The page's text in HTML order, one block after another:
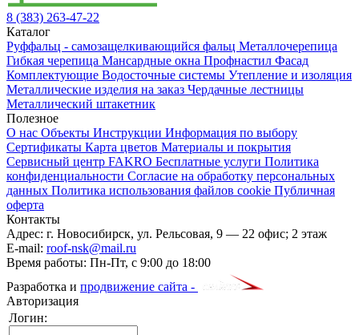
8 (383) 263-47-22
Каталог
Руффальц - самозащелкивающийся фальц Металлочерепица
Гибкая черепица Мансардные окна Профнастил Фасад
Комплектующие Водосточные системы Утепление и изоляция
Металлические изделия на заказ Чердачные лестницы
Металлический штакетник
Полезное
О нас Объекты Инструкции Информация по выбору
Сертификаты Карта цветов Материалы и покрытия
Сервисный центр FAKRO Бесплатные услуги Политика
конфиденциальности Согласие на обработку персональных
данных Политика использования файлов cookie Публичная
оферта
Контакты
Адрес: г. Новосибирск, ул. Рельсовая, 9 — 22 офис; 2 этаж
E-mail: roof-nsk@mail.ru
Время работы: Пн-Пт, с 9:00 до 18:00
Разработка и продвижение сайта -
Авторизация
Логин: